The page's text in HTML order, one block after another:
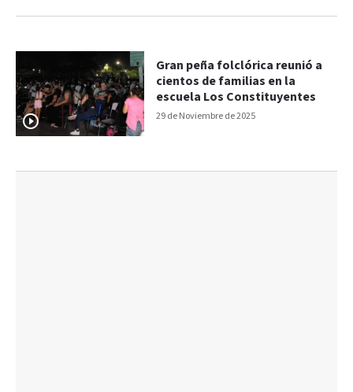
29 de Noviembre de 2025
Gran peña folclórica reunió a
cientos de familias en la
escuela Los Constituyentes